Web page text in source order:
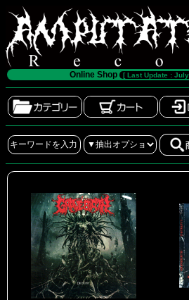
Online Shop [ Last Update :